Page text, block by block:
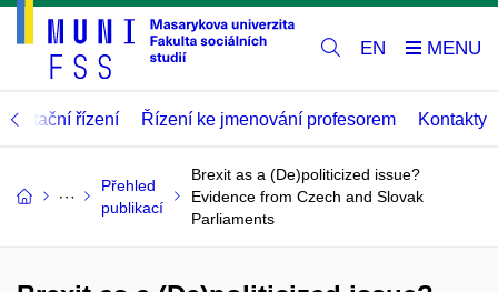
EN
řízení Řízení ke jmenování profesorem Kontakty
Přehled
publikací
Brexit as a (De)politicized issue?
Evidence from Czech and Slovak
Parliaments